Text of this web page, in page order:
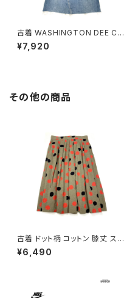
古着 WASHINGTON DEE CE
E サロペット アメリカ製 無地 デ
ニム 膝丈 キャミソール ワンピー
¥7,920
その他の商品
古着 ドット柄 コットン 膝丈 スカ
ート 茶 (ba2607006)
¥6,490